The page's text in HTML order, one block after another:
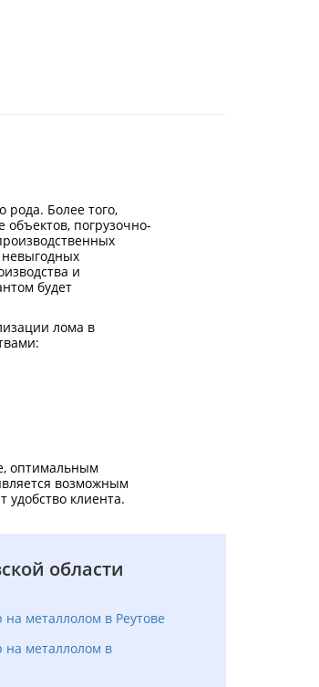
Более того,
погрузочно-
и
будет
лома в
оптимальным
возможным
клиента.
области
металлолом в Реутове
металлолом в